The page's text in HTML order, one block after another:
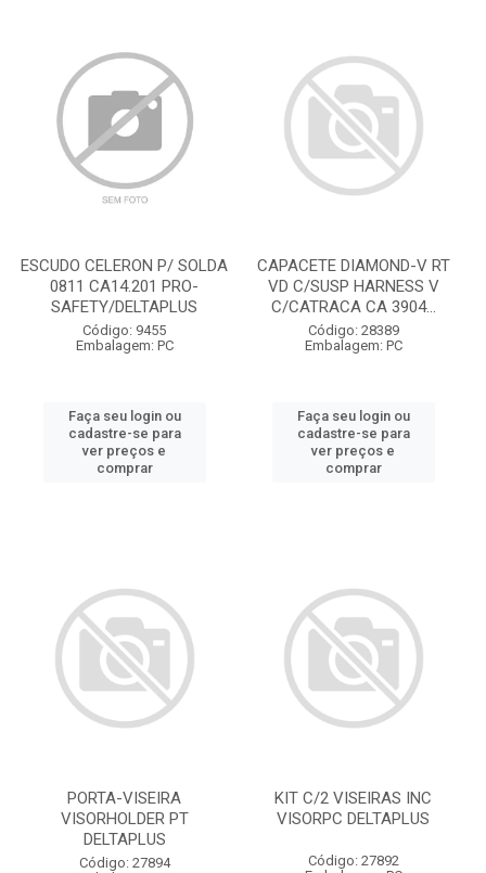
ESCUDO CELERON P/ SOLDA
0811 CA14.201 PRO-
SAFETY/DELTAPLUS
Código: 9455
Embalagem: PC
Faça seu login ou
cadastre-se para
ver preços e
comprar
CAPACETE DIAMOND-V RT
VD C/SUSP HARNESS V
C/CATRACA CA 3904...
Código: 28389
Embalagem: PC
Faça seu login ou
cadastre-se para
ver preços e
comprar
PORTA-VISEIRA
VISORHOLDER PT
DELTAPLUS
Código: 27894
KIT C/2 VISEIRAS INC
VISORPC DELTAPLUS
Código: 27892